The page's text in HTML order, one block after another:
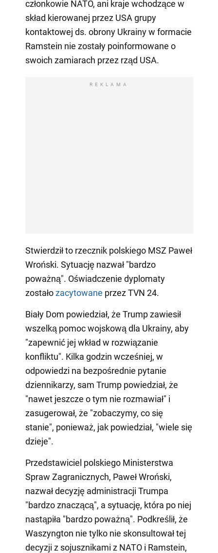
członkowie NATO, ani kraje wchodzące w
skład kierowanej przez USA grupy
kontaktowej ds. obrony Ukrainy w formacie
Ramstein nie zostały poinformowane o
swoich zamiarach przez rząd USA.
REKLAMA
Stwierdził to rzecznik polskiego MSZ Paweł
Wroński. Sytuację nazwał "bardzo
poważną". Oświadczenie dyplomaty
zostałozacytowane przez TVN 24.
Biały Dom powiedział, że Trump zawiesił
wszelką pomoc wojskową dla Ukrainy, aby
"zapewnić jej wkład w rozwiązanie
konfliktu". Kilka godzin wcześniej, w
odpowiedzi na bezpośrednie pytanie
dziennikarzy, sam Trump powiedział, że
"nawet jeszcze o tym nie rozmawiał" i
zasugerował, że "zobaczymy, co się
stanie", ponieważ, jak powiedział, "wiele się
dzieje".
Przedstawiciel polskiego Ministerstwa
Spraw Zagranicznych, Paweł Wroński,
nazwał decyzję administracji Trumpa
"bardzo znaczącą", a sytuację, która po niej
nastąpiła "bardzo poważną". Podkreślił, że
Waszyngton nie tylko nie skonsultował tej
decyzji z sojusznikami z NATO i Ramstein,